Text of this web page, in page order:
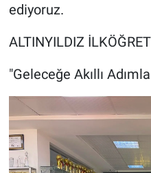
ediyoruz.
ALTINYILDIZ
"Geleceğe Akıllı